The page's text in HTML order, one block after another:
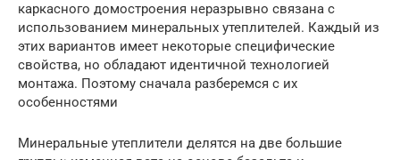
каркасного домостроения неразрывно связана с
использованием минеральных утеплителей. Каждый из
этих вариантов имеет некоторые специфические
свойства, но обладают идентичной технологией
монтажа. Поэтому сначала разберемся с их
особенностями
Минеральные утеплители делятся на две большие